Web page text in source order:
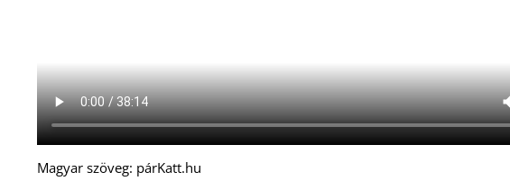
Magyar szöveg: párKatt.hu